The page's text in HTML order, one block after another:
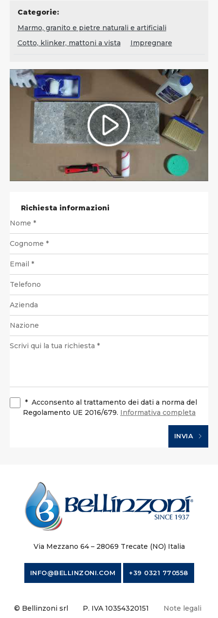
Categorie:
Marmo, granito e pietre naturali e artificiali
Cotto, klinker, mattoni a vista
Impregnare
Richiesta informazioni
* Acconsento al trattamento dei dati a norma del
Regolamento UE 2016/679. Informativa completa
INVIA
Via Mezzano 64 – 28069 Trecate (NO) Italia
INFO@BELLINZONI.COM +39 0321 770558
© Bellinzoni srl P. IVA 10354320151 Note legali